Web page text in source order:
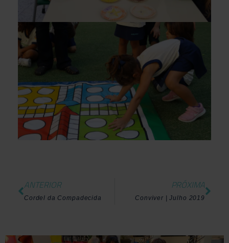
ANTERIOR
Cordel da Compadecida
PRÓXIMA
Conviver | Julho 2019